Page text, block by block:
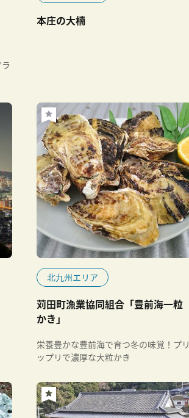
本庄の大楠
北九州エリア
苅田町漁業協同組合「豊前海一粒
かき」
栄養豊かな豊前海で育つ冬の味覚！プリ
ップリで濃厚な大粒かき